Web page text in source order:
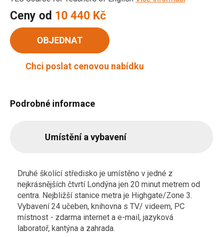
Ceny od 10 440 Kč
OBJEDNAT
Chci poslat cenovou nabídku
Podrobné informace
Umístění a vybavení
Druhé školící středisko je umístěno v jedné z
nejkrásnějších čtvrtí Londýna jen 20 minut metrem od
centra. Nejbližší stanice metra je Highgate/Zone 3.
Vybavení 24 učeben, knihovna s TV/ videem, PC
místnost - zdarma internet a e-mail, jazyková
laboratoř, kantýna a zahrada.